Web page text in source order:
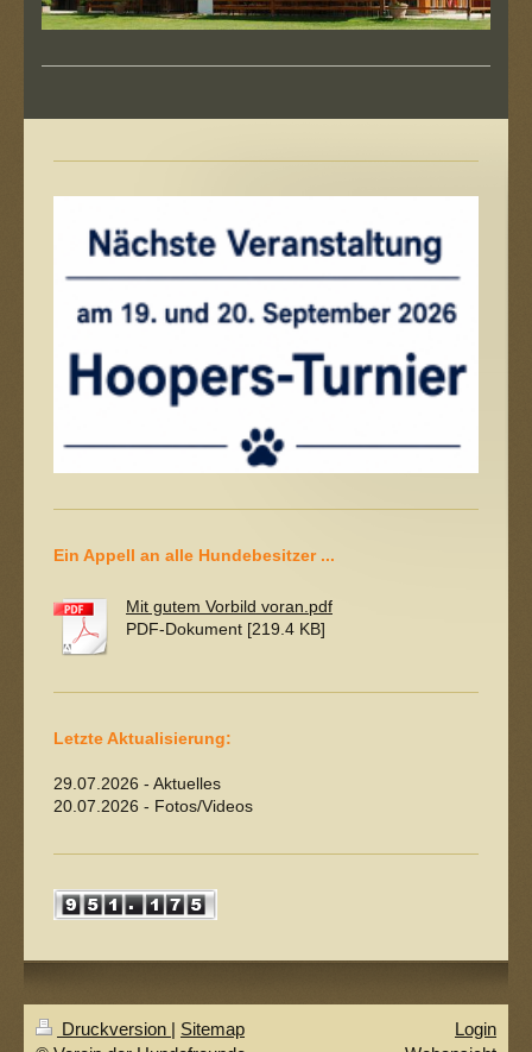
Ein Appell an alle Hundebesitzer ...
Mit gutem Vorbild voran.pdf
PDF-Dokument [219.4 KB]
Letzte Aktualisierung:
29.07.2026 - Aktuelles
20.07.2026 - Fotos/Videos
Druckversion | Sitemap
Login